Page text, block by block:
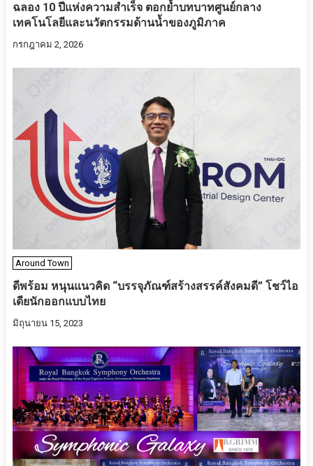
ฉลอง 10 ปีแห่งความสำเร็จ ตอกย้ำบทบาทศูนย์กลาง
เทคโนโลยีและนวัตกรรมด้านน้ำของภูมิภาค
กรกฎาคม 2, 2026
Around Town
ดีพร้อม หนุนแนวคิด “บรรจุภัณฑ์สร้างสรรค์สังคมดี” โชว์ไอ
เดียนักออกแบบไทย
มิถุนายน 15, 2023